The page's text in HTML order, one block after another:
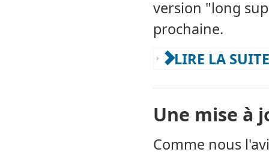
version "long
prochaine.
LIRE LA
Une mise à
Comme nous